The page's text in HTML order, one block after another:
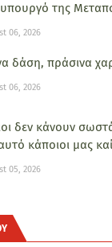
της
06, 2026
δάση, πράσινα
06, 2026
δεν κάνουν
κάποιοι μας
05, 2026